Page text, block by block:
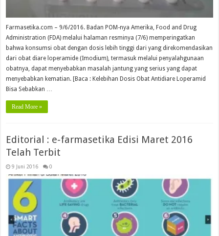
Farmasetika.com – 9/6/2016. Badan POM-nya Amerika, Food and Drug
Administration (FDA) melalui halaman resminya (7/6) memperingatkan
bahwa konsumsi obat dengan dosis lebih tinggi dari yang direkomendasikan
dari obat diare loperamide (Imodium), termasuk melalui penyalahgunaan
obatnya, dapat menyebabkan masalah jantung yang serius yang dapat
menyebabkan kematian. [Baca : Kelebihan Dosis Obat Antidiare Loperamid
Bisa Sebabkan …
Read More »
Editorial : e-farmasetika Edisi Maret 2016
Telah Terbit
9 Juni 2016 0